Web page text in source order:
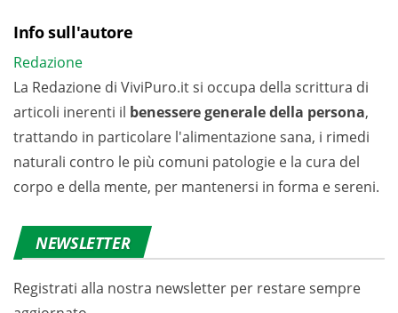
Info sull'autore
Redazione
La Redazione di ViviPuro.it si occupa della scrittura di
articoli inerenti il benessere generale della persona,
trattando in particolare l'alimentazione sana, i rimedi
naturali contro le più comuni patologie e la cura del
corpo e della mente, per mantenersi in forma e sereni.
NEWSLETTER
Registrati alla nostra newsletter per restare sempre